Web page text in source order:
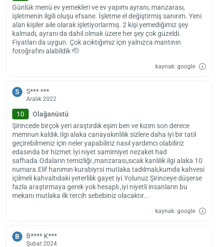
Bunun yanı sıra hediyelik eşya dükkanı, pazar ve havaalanı
servisinden de ücretli olarak yararlanabilirsiniz.
Şirince Begonvil Butik Otel Pansiyon; Selçuk Efes Kent Belleği’ne 7.6
km, St. John Baptist Kilisesi’ne 18 km, Belevi Anıt Mezarı’na 21.3 km,
Efes Antik Kenti’ne 11 km, Keçi Kalesi’ne 20.5 km, Aziz Dimitrios
16.2 km mesafede. Adnan Menderes Havalimanı’nın Şirince Begonvil
Şirince Begonvil Butik Otel Pansiyon’a 14:00 itibarıyla giriş
yapabilirsiniz. Otelden ayrılma zamanı ise 12:00’dir. Şirince Begonvil
Butik Otel Pansiyon’da evcil hayvanların konaklamasına izin veriliyor.
Günlük menü ev yemekleri ve ev yapımı ayranı, manzarası,
işletmenin ilgili oluşu efsane. İşletme el değiştirmiş sanırım. Yeni
alan kişiler aile olarak işletiyorlarmış. 2 kişi yemediğimiz şey
kalmadı, ayranı da dahil olmak üzere her şey çok güzeldi.
Fiyatları da uygun. Çok acıktığımız için yalnızca mantının
fotoğrafını alabildik 🫡
kaynak: google
S S*** ***
Aralık 2022
10
Olağanüstü
Şirincede birçok yeri araştırdık eşim ben ve kızım son derece
memnun kaldık.Ilgi alaka canayakınlılık sizlere daha iyi bir tatil
geçirebilmeniz için neler yapabiliriz nasıl yardımcı olabiliriz
edasında bir hizmet.İyi niyet samimiyet nezaket had
safhada.Odaların temizliği ,manzarası,sıcak kanlılık ilgi alaka 10
numara.Elif hanımın kurabiyrsi mutlaka tadılmalı,kumda kahvesi
içilmeli kahvaltıdaki yeterlilik gayet iyi.Yolunuz Şirinceye düşerse
fazla araştırmaya gerek yok hesaplı ,iyi niyetli insanların bu
mekanı mutlaka ilk tercih sebebiniz olacaktır...
kaynak: google
B B**** K***
Şubat 2024